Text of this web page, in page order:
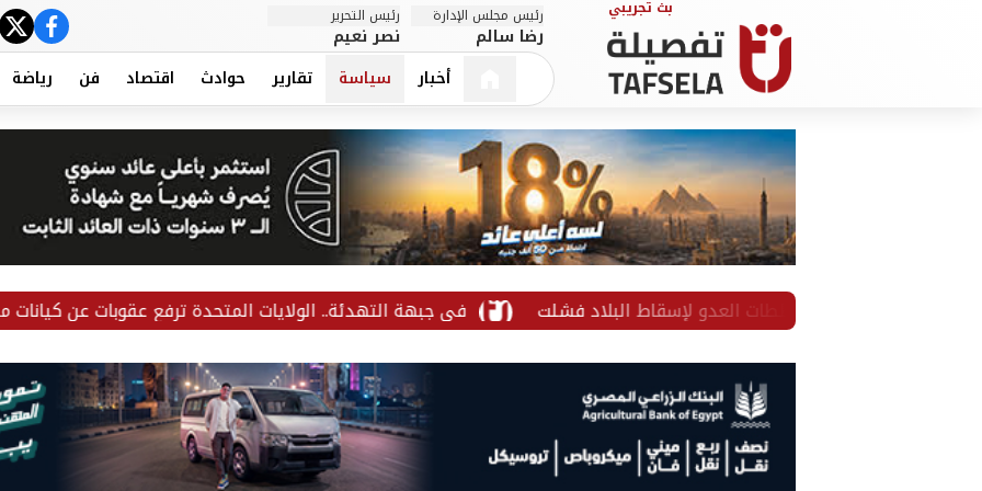
رئيس مجلس الإدارة
رضا سالم
رئيس التحرير
نصر نعيم
أخبار سياسة تقارير حوادث اقتصاد فن رياضة
في جبهة التهدئة.. الولايات المتحدة ترفع عقوبات عن كيانات مرتبطة الإيراني: مخططات العدو لإسقاط البلاد فشلت